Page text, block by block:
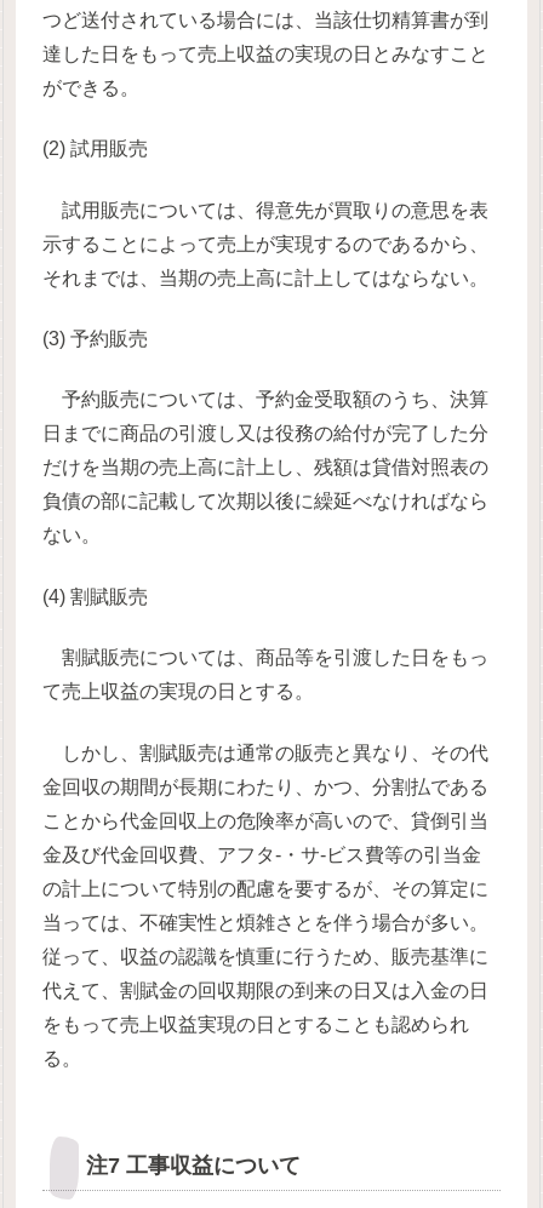
つど送付されている場合には、当該仕切精算書が到
達した日をもって売上収益の実現の日とみなすこと
ができる。
(2) 試用販売
試用販売については、得意先が買取りの意思を表
示することによって売上が実現するのであるから、
それまでは、当期の売上高に計上してはならない。
(3) 予約販売
予約販売については、予約金受取額のうち、決算
日までに商品の引渡し又は役務の給付が完了した分
だけを当期の売上高に計上し、残額は貸借対照表の
負債の部に記載して次期以後に繰延べなければなら
ない。
(4) 割賦販売
割賦販売については、商品等を引渡した日をもっ
て売上収益の実現の日とする。
しかし、割賦販売は通常の販売と異なり、その代
金回収の期間が長期にわたり、かつ、分割払である
ことから代金回収上の危険率が高いので、貸倒引当
金及び代金回収費、アフタ-・サ-ビス費等の引当金
の計上について特別の配慮を要するが、その算定に
当っては、不確実性と煩雑さとを伴う場合が多い。
従って、収益の認識を慎重に行うため、販売基準に
代えて、割賦金の回収期限の到来の日又は入金の日
をもって売上収益実現の日とすることも認められ
る。
注7 工事収益について